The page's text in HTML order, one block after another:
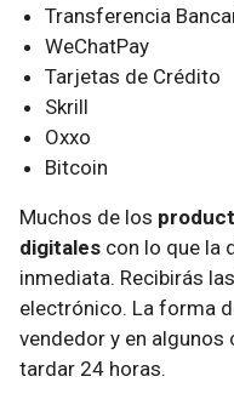
Transferencia
WeChatPay
Tarjetas de Crédito
Skrill
Oxxo
Bitcoin
Muchos de los
digitales con lo que la
inmediata. Recibirás
electrónico. La forma
vendedor y en algunos
tardar 24 horas.